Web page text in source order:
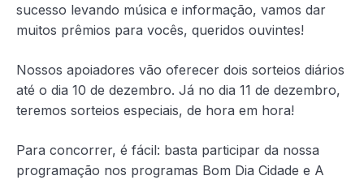
sucesso levando música e informação, vamos dar
muitos prêmios para vocês, queridos ouvintes!
Nossos apoiadores vão oferecer dois sorteios diários
até o dia 10 de dezembro. Já no dia 11 de dezembro,
teremos sorteios especiais, de hora em hora!
Para concorrer, é fácil: basta participar da nossa
programação nos programas Bom Dia Cidade e A